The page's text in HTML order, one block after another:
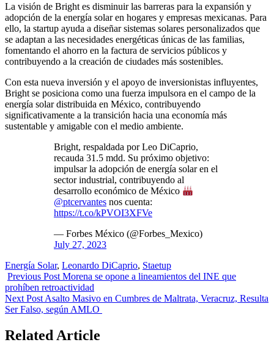
La visión de Bright es disminuir las barreras para la expansión y
adopción de la energía solar en hogares y empresas mexicanas. Para
ello, la startup ayuda a diseñar sistemas solares personalizados que
se adaptan a las necesidades energéticas únicas de las familias,
fomentando el ahorro en la factura de servicios públicos y
contribuyendo a la creación de ciudades más sostenibles.
Con esta nueva inversión y el apoyo de inversionistas influyentes,
Bright se posiciona como una fuerza impulsora en el campo de la
energía solar distribuida en México, contribuyendo
significativamente a la transición hacia una economía más
sustentable y amigable con el medio ambiente.
Bright, respaldada por Leo DiCaprio,
recauda 31.5 mdd. Su próximo objetivo:
impulsar la adopción de energía solar en el
sector industrial, contribuyendo al
desarrollo económico de México
@ptcervantes nos cuenta:
https://t.co/kPVOI3XFVe
— Forbes México (@Forbes_Mexico)
July 27, 2023
Tags:
Energía Solar, Leonardo DiCaprio, Staetup
Previous Post Morena se opone a lineamientos del INE que
prohíben retroactividad
Next Post Asalto Masivo en Cumbres de Maltrata, Veracruz, Resulta
Ser Falso, según AMLO
Related Article